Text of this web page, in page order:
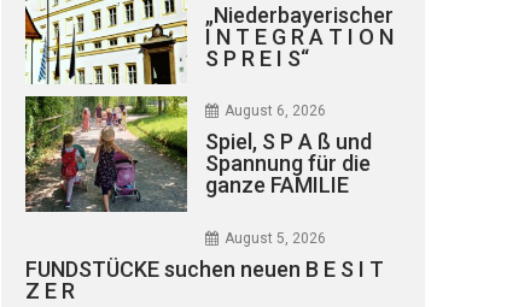
„Niederbayerischer
I N T E G R A T I O N
S P R E I S“
August 6, 2026
Spiel, S P A ß und
Spannung für die
ganze FAMILIE
August 5, 2026
FUNDSTÜCKE suchen neuen B E S I T
Z E R